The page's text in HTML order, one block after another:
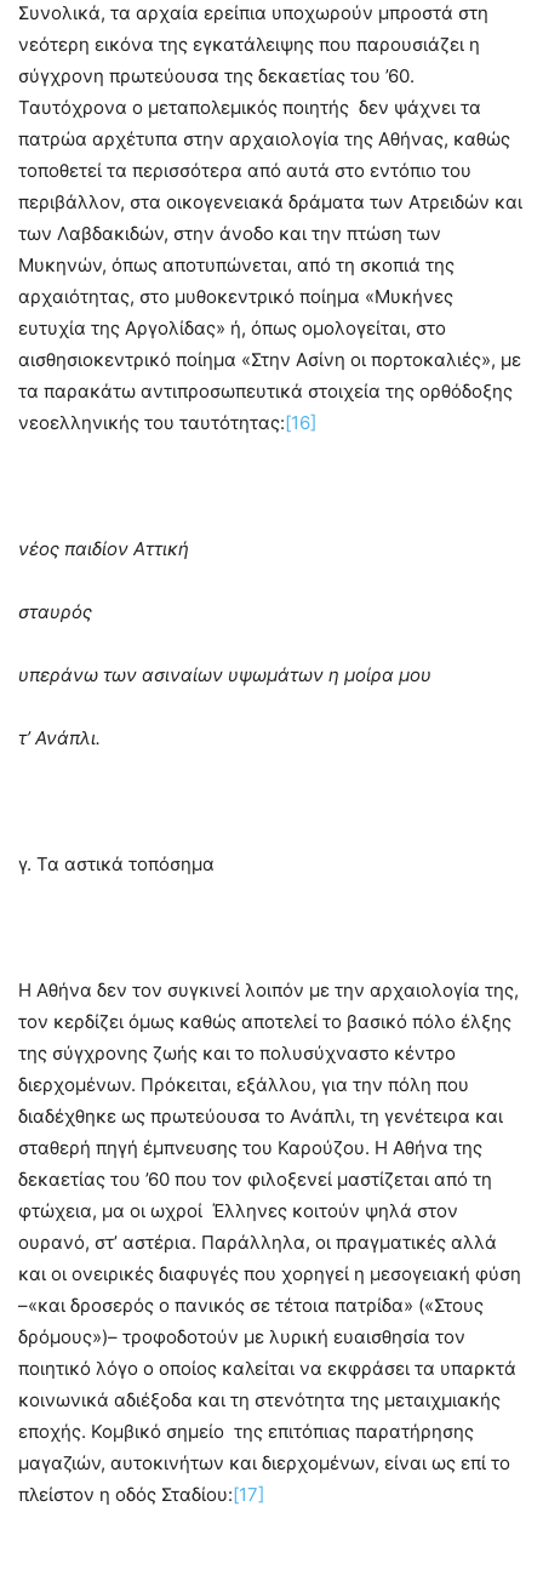
Συνολικά, τα αρχαία ερείπια υποχωρούν μπροστά στη
νεότερη εικόνα της εγκατάλειψης που παρουσιάζει η
σύγχρονη πρωτεύουσα της δεκαετίας του ’60.
Ταυτόχρονα ο μεταπολεμικός ποιητής δεν ψάχνει τα
πατρώα αρχέτυπα στην αρχαιολογία της Αθήνας, καθώς
τοποθετεί τα περισσότερα από αυτά στο εντόπιο του
περιβάλλον, στα οικογενειακά δράματα των Ατρειδών και
των Λαβδακιδών, στην άνοδο και την πτώση των
Μυκηνών, όπως αποτυπώνεται, από τη σκοπιά της
αρχαιότητας, στο μυθοκεντρικό ποίημα «Μυκήνες
ευτυχία της Αργολίδας» ή, όπως ομολογείται, στο
αισθησιοκεντρικό ποίημα «Στην Ασίνη οι πορτοκαλιές», με
τα παρακάτω αντιπροσωπευτικά στοιχεία της ορθόδοξης
νεοελληνικής του ταυτότητας:[16]
νέος παιδίον Αττική
σταυρός
υπεράνω των ασιναίων υψωμάτων η μοίρα μου
τ’ Ανάπλι.
γ. Τα αστικά τοπόσημα
Η Αθήνα δεν τον συγκινεί λοιπόν με την αρχαιολογία της,
τον κερδίζει όμως καθώς αποτελεί το βασικό πόλο έλξης
της σύγχρονης ζωής και το πολυσύχναστο κέντρο
διερχομένων. Πρόκειται, εξάλλου, για την πόλη που
διαδέχθηκε ως πρωτεύουσα το Ανάπλι, τη γενέτειρα και
σταθερή πηγή έμπνευσης του Καρούζου. Η Αθήνα της
δεκαετίας του ’60 που τον φιλοξενεί μαστίζεται από τη
φτώχεια, μα οι ωχροί Έλληνες κοιτούν ψηλά στον
ουρανό, στ’ αστέρια. Παράλληλα, οι πραγματικές αλλά
και οι ονειρικές διαφυγές που χορηγεί η μεσογειακή φύση
–«και δροσερός ο πανικός σε τέτοια πατρίδα» («Στους
δρόμους»)– τροφοδοτούν με λυρική ευαισθησία τον
ποιητικό λόγο ο οποίος καλείται να εκφράσει τα υπαρκτά
κοινωνικά αδιέξοδα και τη στενότητα της μεταιχμιακής
εποχής. Κομβικό σημείο της επιτόπιας παρατήρησης
μαγαζιών, αυτοκινήτων και διερχομένων, είναι ως επί το
πλείστον η οδός Σταδίου:[17]